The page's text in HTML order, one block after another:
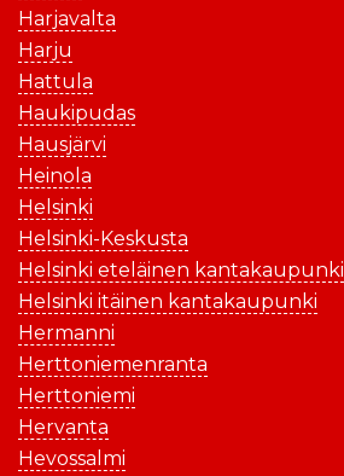
Harjavalta
Harju
Hattula
Haukipudas
Hausjärvi
Heinola
Helsinki
Helsinki-Keskusta
Helsinki eteläinen kantakaupunki
Helsinki itäinen kantakaupunki
Hermanni
Herttoniemenranta
Herttoniemi
Hervanta
Hevossalmi